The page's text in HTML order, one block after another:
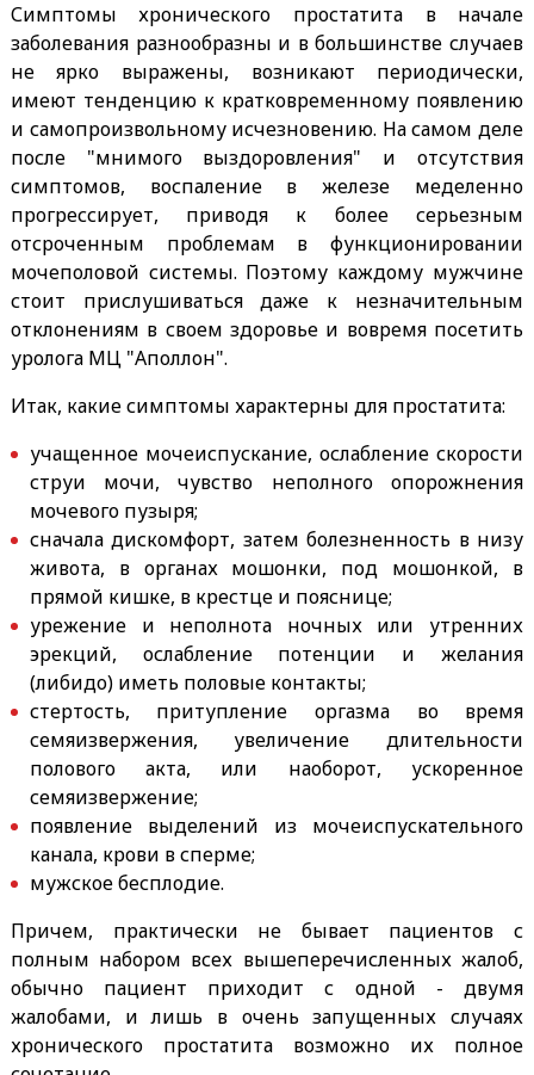
Симптомы хронического простатита в начале
заболевания разнообразны и в большинстве случаев
не ярко выражены, возникают периодически,
имеют тенденцию к кратковременному появлению
и самопроизвольному исчезновению. На самом деле
после "мнимого выздоровления" и отсутствия
симптомов, воспаление в железе меделенно
прогрессирует, приводя к более серьезным
отсроченным проблемам в функционировании
мочеполовой системы. Поэтому каждому мужчине
стоит прислушиваться даже к незначительным
отклонениям в своем здоровье и вовремя посетить
уролога МЦ "Аполлон".
Итак, какие симптомы характерны для простатита:
учащенное мочеиспускание, ослабление скорости
струи мочи, чувство неполного опорожнения
мочевого пузыря;
сначала дискомфорт, затем болезненность в низу
живота, в органах мошонки, под мошонкой, в
прямой кишке, в крестце и пояснице;
урежение и неполнота ночных или утренних
эрекций, ослабление потенции и желания
(либидо) иметь половые контакты;
стертость, притупление оргазма во время
семяизвержения, увеличение длительности
полового акта, или наоборот, ускоренное
семяизвержение;
появление выделений из мочеиспускательного
канала, крови в сперме;
мужское бесплодие.
Причем, практически не бывает пациентов с
полным набором всех вышеперечисленных жалоб,
обычно пациент приходит с одной - двумя
жалобами, и лишь в очень запущенных случаях
хронического простатита возможно их полное